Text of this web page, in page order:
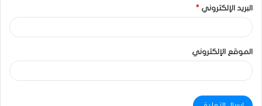
البريد الإلكتروني *
الموقع الإلكتروني